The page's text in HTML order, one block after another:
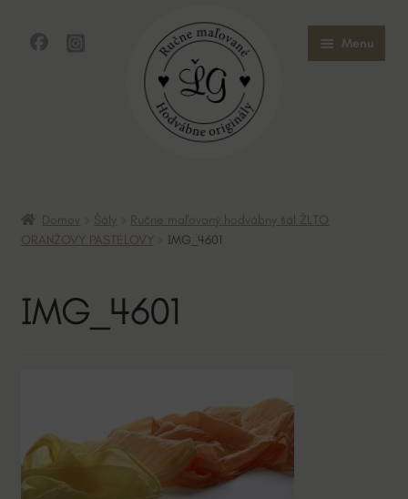
Menu
Obchod
O hodvábe
Domov Šály
Ručne maľovaný hodvábny šál ŽLTO
ORANŽOVÝ PASTELOVÝ
IMG_4601
IMG_4601